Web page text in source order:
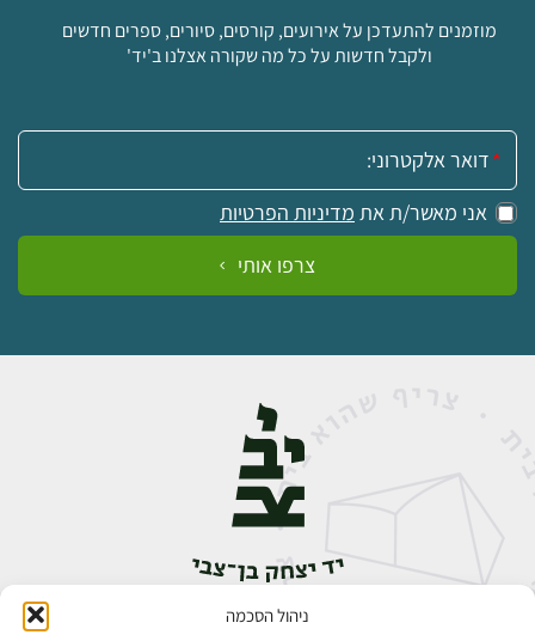
ניהול הסכמה
מוזמנים להתעדכן על אירועים, קורסים, סיורים, ספרים חדשים
ולקבל חדשות על כל מה שקורה אצלנו ב'יד'
אימייל:
אני מאשר/ת את מדיניות הפרטיות
צרפו אותי
אבן גבירול 14, רחביה, ירושלים